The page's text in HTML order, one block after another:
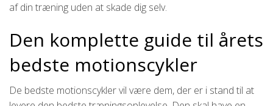
af din træning uden at skade dig selv.
Den komplette guide til årets
bedste motionscykler
De bedste motionscykler vil være dem, der er i stand til at